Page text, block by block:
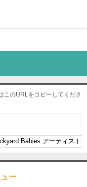
このURLをコピーしてくださ
ー